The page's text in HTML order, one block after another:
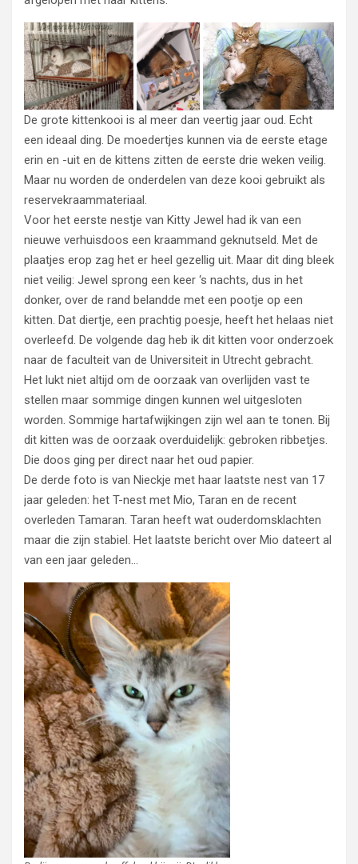
De grote kittenkooi is al meer dan veertig jaar oud. Echt
een ideaal ding. De moedertjes kunnen via de eerste etage
erin en -uit en de kittens zitten de eerste drie weken veilig.
Maar nu worden de onderdelen van deze kooi gebruikt als
reservekraammateriaal.
Voor het eerste nestje van Kitty Jewel had ik van een
nieuwe verhuisdoos een kraammand geknutseld. Met de
plaatjes erop zag het er heel gezellig uit. Maar dit ding bleek
niet veilig: Jewel sprong een keer ‘s nachts, dus in het
donker, over de rand belandde met een pootje op een
kitten. Dat diertje, een prachtig poesje, heeft het helaas niet
overleefd. De volgende dag heb ik dit kitten voor onderzoek
naar de faculteit van de Universiteit in Utrecht gebracht.
Het lukt niet altijd om de oorzaak van overlijden vast te
stellen maar sommige dingen kunnen wel uitgesloten
worden. Sommige hartafwijkingen zijn wel aan te tonen. Bij
dit kitten was de oorzaak overduidelijk: gebroken ribbetjes.
Die doos ging per direct naar het oud papier.
De derde foto is van Nieckje met haar laatste nest van 17
jaar geleden: het T-nest met Mio, Taran en de recent
overleden Tamaran. Taran heeft wat ouderdomsklachten
maar die zijn stabiel. Het laatste bericht over Mio dateert al
van een jaar geleden…